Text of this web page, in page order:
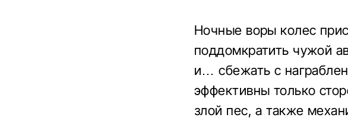
Ночные воры колес
поддомкратить чужой
и… сбежать с
эффективны только
злой пес, а также